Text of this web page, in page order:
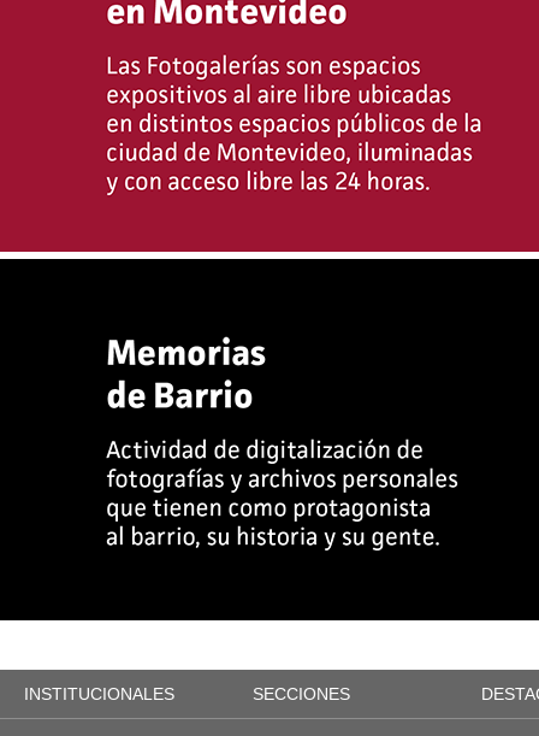
INSTITUCIONALES SECCIONES